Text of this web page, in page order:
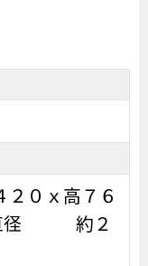
０ｘ高７６
直径 約２